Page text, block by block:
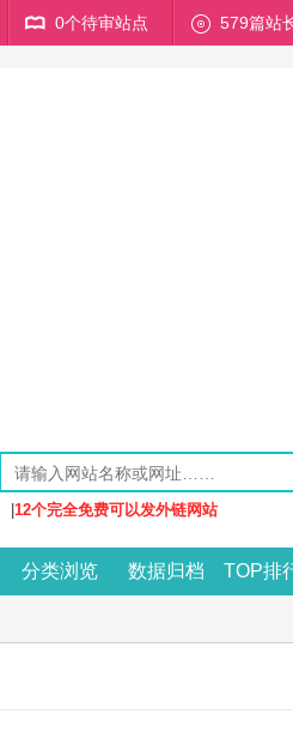
0个待审站点 579篇站
12个完全免费可以发外链网站
分类浏览 数据归档 TOP排